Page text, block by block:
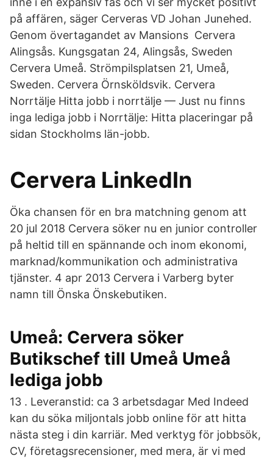
på affären, säger Cerveras VD Johan Junehed.
Genom övertagandet av Mansions Cervera
Alingsås. Kungsgatan 24, Alingsås, Sweden
Cervera Umeå. Strömpilsplatsen 21, Umeå,
Sweden. Cervera Örnsköldsvik. Cervera
Norrtälje Hitta jobb i norrtälje — Just nu finns
inga lediga jobb i Norrtälje: Hitta placeringar på
sidan Stockholms län-jobb.
Cervera LinkedIn
Öka chansen för en bra matchning genom att
20 jul 2018 Cervera söker nu en junior controller
på heltid till en spännande och inom ekonomi,
marknad/kommunikation och administrativa
tjänster. 4 apr 2013 Cervera i Varberg byter
namn till Önska Önskebutiken.
Umeå: Cervera söker
Butikschef till Umeå Umeå
lediga jobb
13 . Leveranstid: ca 3 arbetsdagar Med Indeed
kan du söka miljontals jobb online för att hitta
nästa steg i din karriär. Med verktyg för jobbsök,
CV, företagsrecensioner, med mera, är vi med